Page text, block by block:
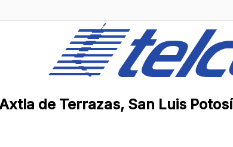
de Terrazas, San Luis Potosí